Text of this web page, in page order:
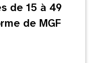
de 15 à 49
de MGF